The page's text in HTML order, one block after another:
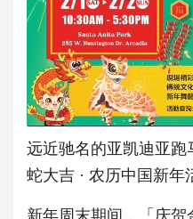
远近驰名的亚凯迪亚
蛇大吉 · 农历中国新年
新年周末期间，「庆贺